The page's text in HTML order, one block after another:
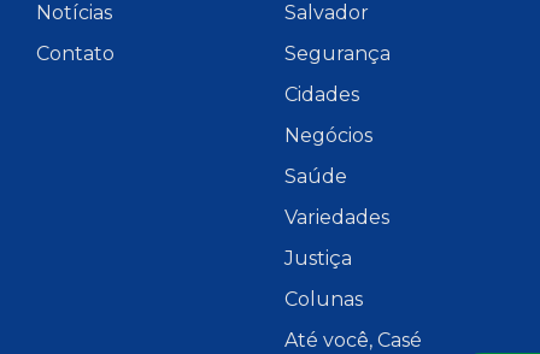
Notícias
Contato
Salvador
Segurança
Cidades
Negócios
Saúde
Variedades
Justiça
Colunas
Até você, Casé